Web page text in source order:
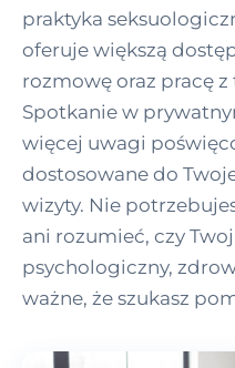
praktyka
oferuje większą
rozmowę oraz pracę
Spotkanie w
więcej uwagi
dostosowane do
wizyty. Nie
ani rozumieć, czy
psychologiczny,
ważne, że szukasz